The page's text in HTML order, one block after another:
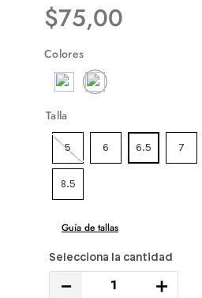
$75,00
Colores
Talla
5 6 6.5 7
8.5
Guía de tallas
＋
－